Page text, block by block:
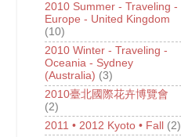
2010 Summer - Traveling -
Europe - United Kingdom
(10)
2010 Winter - Traveling -
Oceania - Sydney
(Australia) (3)
2010臺北國際花卉博覽會
(2)
2011 • 2012 Kyoto • Fall (2)